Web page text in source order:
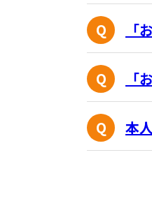
「
「
本